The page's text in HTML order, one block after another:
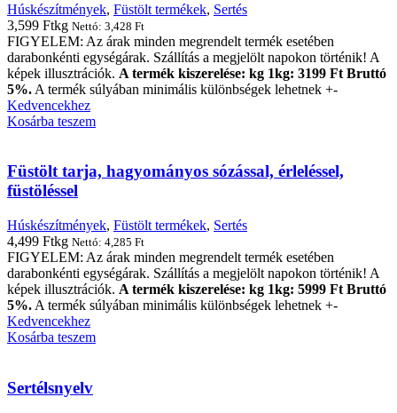
Húskészítmények, Füstölt termékek, Sertés
3,599 Ftkg Nettó: 3,428 Ft
FIGYELEM: Az árak minden megrendelt termék esetében
darabonkénti egységárak. Szállítás a megjelölt napokon történik! A
képek illusztrációk. A termék kiszerelése: kg 1kg: 3199 Ft Bruttó
5%. A termék súlyában minimális különbségek lehetnek +-
Kedvencekhez
Kosárba teszem
Füstölt tarja, hagyományos sózással, érleléssel,
füstöléssel
Húskészítmények, Füstölt termékek, Sertés
4,499 Ftkg Nettó: 4,285 Ft
FIGYELEM: Az árak minden megrendelt termék esetében
darabonkénti egységárak. Szállítás a megjelölt napokon történik! A
képek illusztrációk. A termék kiszerelése: kg 1kg: 5999 Ft Bruttó
5%. A termék súlyában minimális különbségek lehetnek +-
Kedvencekhez
Kosárba teszem
Sertélsnyelv